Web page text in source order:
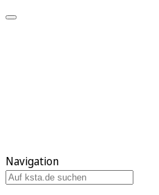
Navigation